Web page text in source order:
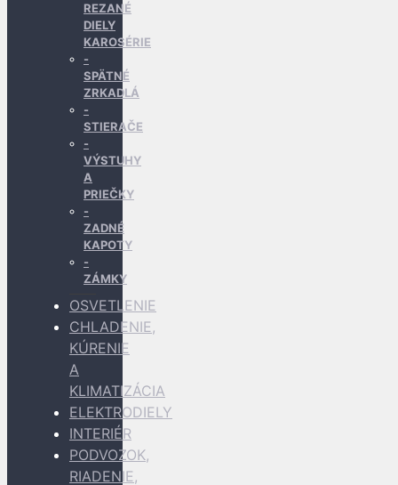
REZANÉ
DIELY
KAROSÉRIE
SPÄTNÉ
ZRKADLÁ
STIERAČE
VÝSTUHY
A
PRIEČKY
ZADNÉ
KAPOTY
ZÁMKY
OSVETLENIE
CHLADENIE,
KÚRENIE
A
KLIMATIZÁCIA
ELEKTRODIELY
INTERIÉR
PODVOZOK,
RIADENIE,